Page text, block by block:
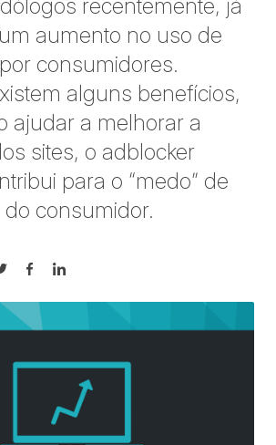
recentemente, já
aumento no uso de
consumidores.
alguns benefícios,
ajudar a melhorar a
sites, o adblocker
para o “medo” de
consumidor.
Compartilhar no Twitter
Compartilhar no Facebook
Compartilhar no LinkedIn